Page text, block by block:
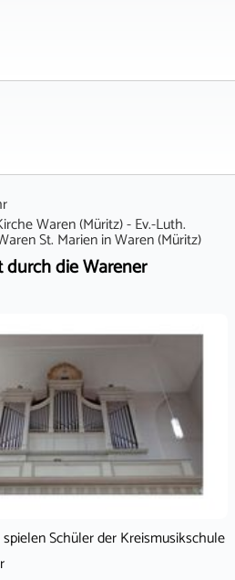
Waren (Müritz) - Ev.-Luth.
St. MarieninWaren (Müritz)
die Warener
Schüler der Kreismusikschule